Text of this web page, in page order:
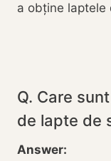
a obține laptele
Q. Care
de lapte de
Answer: